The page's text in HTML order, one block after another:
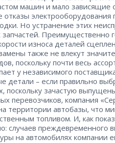
машин и мало зависящие
отказы электрооборудования
Но устранение этих
запчастей. Преимущественно
износа деталей
также не влекут
поскольку почти весь
у независимого
– ​если правильно
поскольку зачастую
перевозчиков, компания
территории автобазы, что
топливом. И, как
​случаев преждевременного
на автомобилях компании